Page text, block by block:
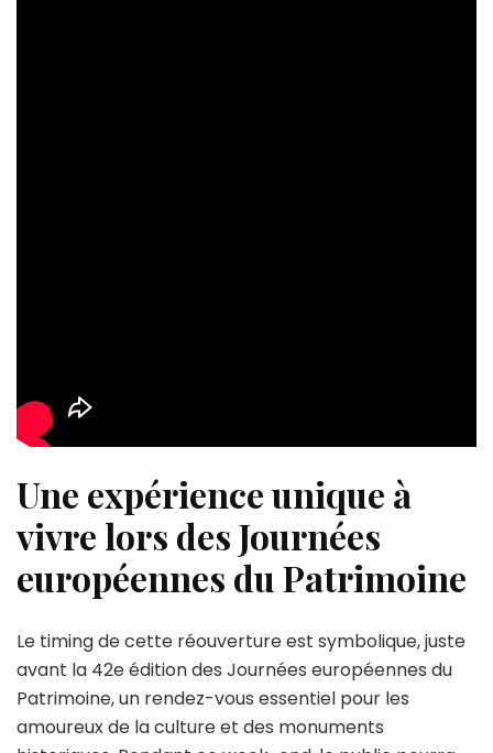
Une expérience unique à
vivre lors des Journées
européennes du Patrimoine
Le timing de cette réouverture est symbolique, juste
avant la 42e édition des Journées européennes du
Patrimoine, un rendez-vous essentiel pour les
amoureux de la culture et des monuments